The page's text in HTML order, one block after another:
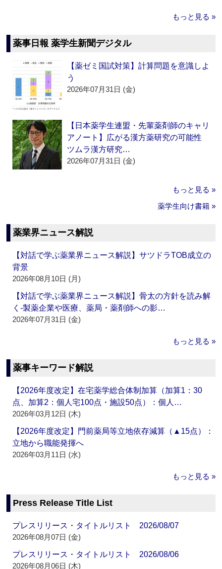
もっと見る »
薬事日報 薬学生新聞デジタル
【薬ゼミ国試対策】計算問題を意識しよ
う
2026年07月31日 (金)
【日本薬学生連盟・先輩薬剤師のキャリ
アノート】広がる漢方薬研究の可能性
ツムラ漢方研究…
2026年07月31日 (金)
もっと見る »
薬学生向け書籍 »
薬業界ニュース解説
【対話で学ぶ薬業界ニュース解説】サツドラTOB成立の
背景
2026年08月10日 (月)
【対話で学ぶ薬業界ニュース解説】骨太の方針を読み解
く‐製薬企業や医療、薬局・薬剤師への影…
2026年07月31日 (金)
もっと見る »
薬事キーワード解説
【2026年度改定】在宅薬学総合体制加算（加算1：30
点、加算2：個人宅100点・施設50点）：個人…
2026年03月12日 (木)
【2026年度改定】門前薬局等立地依存減算（▲15点）：
立地から職能発揮へ
2026年03月11日 (水)
もっと見る »
Press Release Title List
プレスリリース・タイトルリスト 2026/08/07
2026年08月07日 (金)
プレスリリース・タイトルリスト 2026/08/06
2026年08月06日 (木)